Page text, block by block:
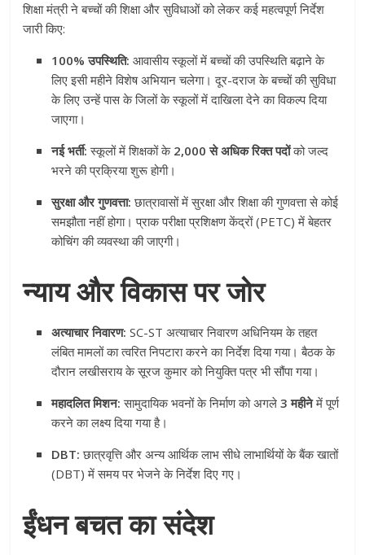
शिक्षा मंत्री ने बच्चों की शिक्षा और सुविधाओं को लेकर कई महत्वपूर्ण निर्देश
जारी किए:
100% उपस्थिति: आवासीय स्कूलों में बच्चों की उपस्थिति बढ़ाने के
लिए इसी महीने विशेष अभियान चलेगा। दूर-दराज के बच्चों की सुविधा
के लिए उन्हें पास के जिलों के स्कूलों में दाखिला देने का विकल्प दिया
जाएगा।
नई भर्ती: स्कूलों में शिक्षकों के 2,000 से अधिक रिक्त पदोंको जल्द
भरने की प्रक्रिया शुरू होगी।
सुरक्षा और गुणवत्ता: छात्रावासों में सुरक्षा और शिक्षा की गुणवत्ता से कोई
समझौता नहीं होगा। प्राक परीक्षा प्रशिक्षण केंद्रों (PETC) में बेहतर
कोचिंग की व्यवस्था की जाएगी।
न्याय और विकास पर जोर
अत्याचार निवारण: SC-ST अत्याचार निवारण अधिनियम के तहत
लंबित मामलों का त्वरित निपटारा करने का निर्देश दिया गया। बैठक के
दौरान लखीसराय के सूरज कुमार को नियुक्ति पत्र भी सौंपा गया।
महादलित मिशन: सामुदायिक भवनों के निर्माण को अगले3 महीनेमें पूर्ण
करने का लक्ष्य दिया गया है।
DBT: छात्रवृत्ति और अन्य आर्थिक लाभ सीधे लाभार्थियों के बैंक खातों
(DBT) में समय पर भेजने के निर्देश दिए गए।
ईंधन बचत का संदेश